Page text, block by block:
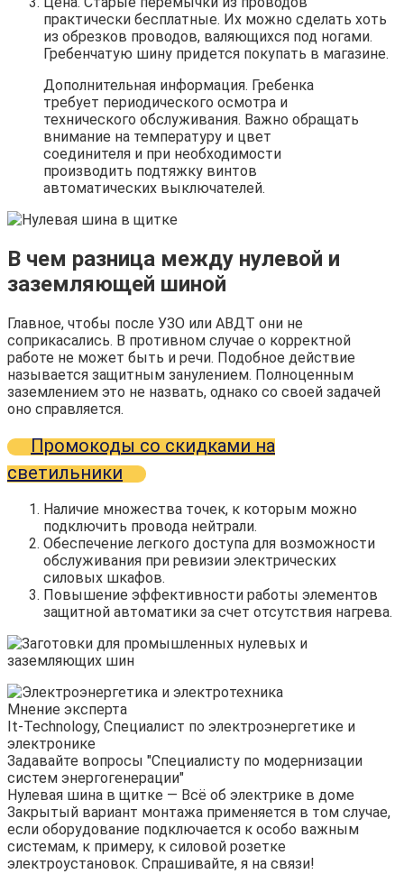
практически бесплатные. Их можно сделать хоть
из обрезков проводов, валяющихся под ногами.
Гребенчатую шину придется покупать в магазине.
Дополнительная информация. Гребенка
требует периодического осмотра и
технического обслуживания. Важно обращать
внимание на температуру и цвет
соединителя и при необходимости
производить подтяжку винтов
автоматических выключателей.
В чем разница между нулевой и
заземляющей шиной
Главное, чтобы после УЗО или АВДТ они не
соприкасались. В противном случае о корректной
работе не может быть и речи. Подобное действие
называется защитным занулением. Полноценным
заземлением это не назвать, однако со своей задачей
оно справляется.
Промокоды со скидками на
светильники
Наличие множества точек, к которым можно
подключить провода нейтрали.
Обеспечение легкого доступа для возможности
обслуживания при ревизии электрических
силовых шкафов.
Повышение эффективности работы элементов
защитной автоматики за счет отсутствия нагрева.
Мнение эксперта
It-Technology, Cпециалист по электроэнергетике и
электронике
Задавайте вопросы "Специалисту по модернизации
систем энергогенерации"
Нулевая шина в щитке — Всё об электрике в доме
Закрытый вариант монтажа применяется в том случае,
если оборудование подключается к особо важным
системам, к примеру, к силовой розетке
электроустановок. Спрашивайте, я на связи!